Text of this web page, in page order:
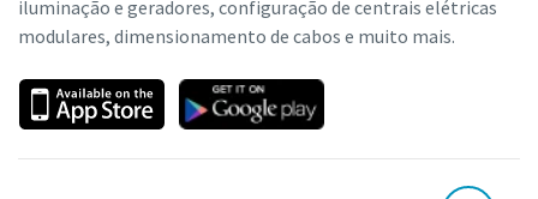
iluminação e geradores, configuração de centrais elétricas
modulares, dimensionamento de cabos e muito mais.